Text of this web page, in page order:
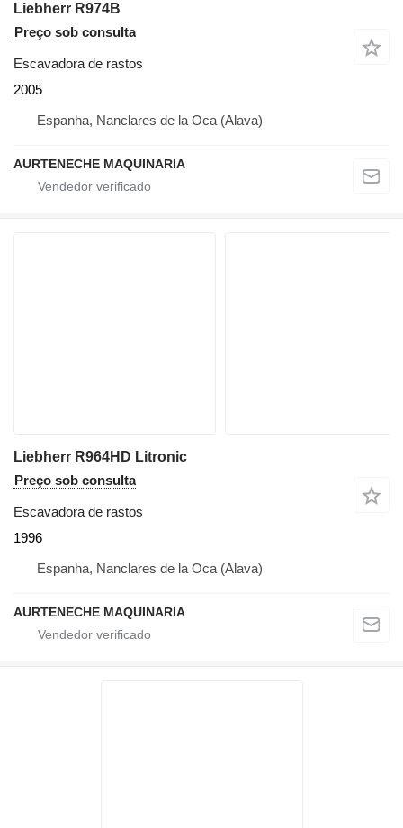
Liebherr R974B
Preço sob consulta
Escavadora de rastos
2005
Espanha, Nanclares de la Oca (Alava)
AURTENECHE MAQUINARIA
Liebherr R964HD Litronic
Preço sob consulta
Escavadora de rastos
1996
Espanha, Nanclares de la Oca (Alava)
AURTENECHE MAQUINARIA